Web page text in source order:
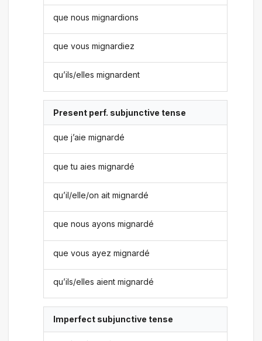
que nous mignardions
que vous mignardiez
qu’ils/elles mignardent
Present perf. subjunctive tense
que j’aie mignardé
que tu aies mignardé
qu’il/elle/on ait mignardé
que nous ayons mignardé
que vous ayez mignardé
qu’ils/elles aient mignardé
Imperfect subjunctive tense